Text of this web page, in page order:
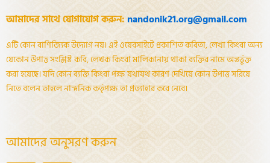
আমাদের সাথে যোগাযোগ করুন: nandonik21.org@gmail.com
এটি কোন বাণিজ্যিক উদ্যোগ নয়। এই ওয়েবসাইটে প্রকাশিত কবিতা, লেখা কিংবা অন্য
যেকোন উপাত্ত সংশ্লিষ্ট কবি, লেখক কিংবা মালিকানায় থাকা ব্যক্তির নামে অন্তর্ভূক্ত
করা হয়েছে। যদি কোন ব্যক্তি কিংবা পক্ষ যথাযথ কারণ দেখিয়ে কোন উপাত্ত সরিয়ে
নিতে বলেন তাহলে নান্দনিক কর্তৃপক্ষ তা প্রত্যাহার করে নেবে।
আমাদের অনুসরণ করুন